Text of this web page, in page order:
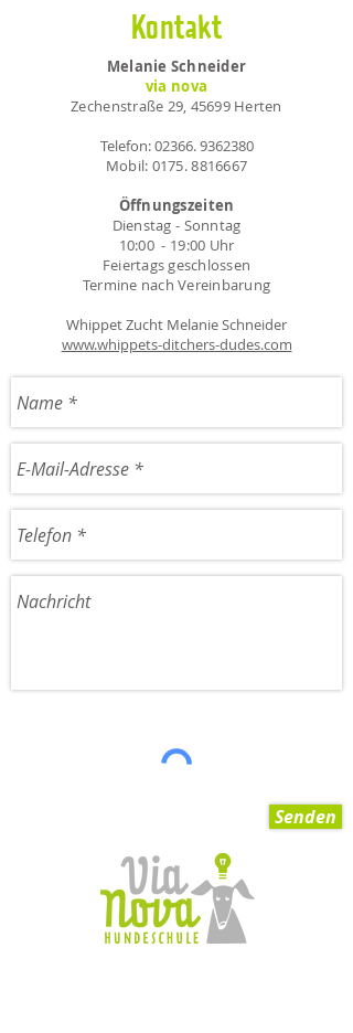
Kontakt
Melanie Schneider
via nova
Zechenstraße 29, 45699 Herten
Telefon:02366. 9362380
Mobil: 0175. 8816667
Öffnungszeiten
Dienstag - Sonntag
10:00 - 19:00 Uhr
Feiertags geschlossen
Termine nach Vereinbarung
Whippet Zucht Melanie Schneider
www.whippets-ditchers-dudes.com
Senden